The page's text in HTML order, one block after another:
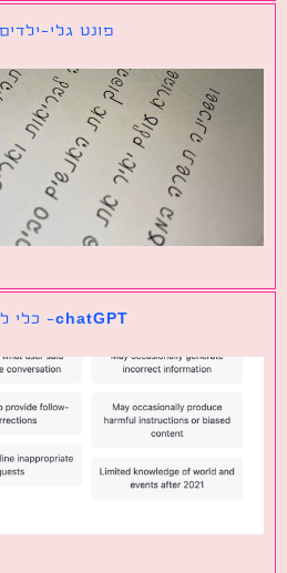
פונט גלי-ילדים
chatGPT- כלי לכתיבת פוסטים?